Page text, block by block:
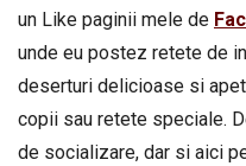
un Like paginii mele de
unde eu postez retete de
deserturi delicioase si
copii sau retete speciale.
de socializare, dar si aici